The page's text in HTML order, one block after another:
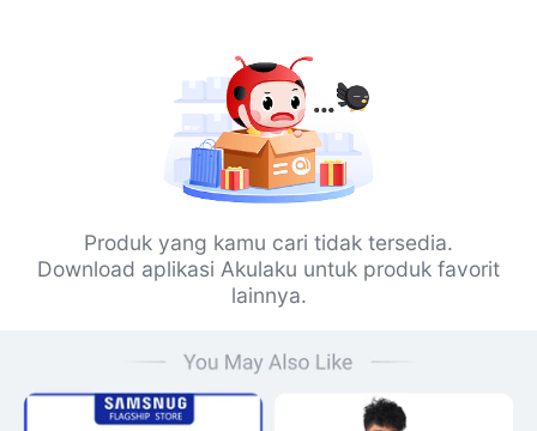
Produk yang kamu cari tidak tersedia.
Download aplikasi Akulaku untuk produk favorit
lainnya.